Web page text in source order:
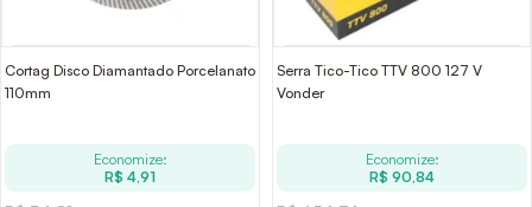
Cortag Disco Diamantado Porcelanato
110mm
Economize:
R$ 4,91
Serra Tico-Tico TTV 800 127 V
Vonder
Economize:
R$ 90,84